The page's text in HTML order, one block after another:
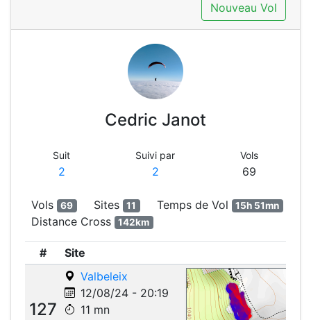
Nouveau Vol
Cedric Janot
Suit
2
Suivi par
2
Vols
69
Vols 69 Sites 11 Temps de Vol 15h 51mn
Distance Cross 142km
# Site
127
Valbeleix
12/08/24 - 20:19
11 mn